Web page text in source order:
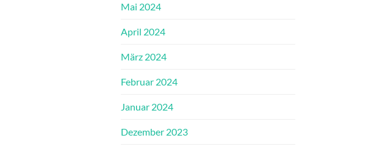
Mai 2024
April 2024
März 2024
Februar 2024
Januar 2024
Dezember 2023